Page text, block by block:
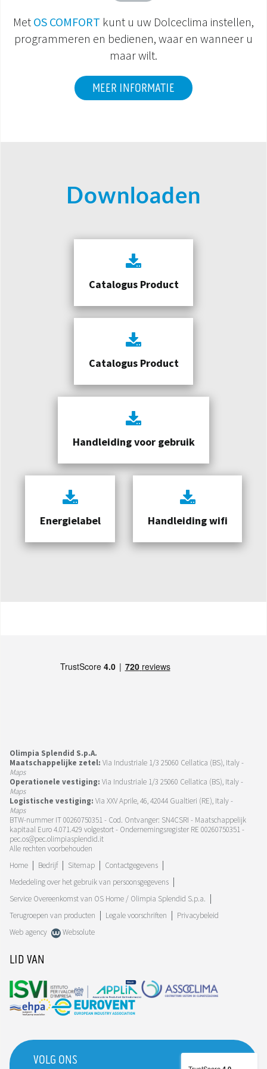
Met OS COMFORT kunt u uw Dolceclima instellen,
programmeren en bedienen, waar en wanneer u
maar wilt.
MEER INFORMATIE
Downloaden
Catalogus Product
Catalogus Product
Handleiding voor gebruik
Energielabel Handleiding wifi
Olimpia Splendid S.p.A.
Maatschappelijke zetel: Via Industriale 1/3 25060 Cellatica (BS), Italy -
Maps
Operationele vestiging: Via Industriale 1/3 25060 Cellatica (BS), Italy -
Maps
Logistische vestiging: Via XXV Aprile, 46, 42044 Gualtieri (RE), Italy -
Maps
BTW-nummer IT 00260750351 - Cod. Ontvanger: SN4CSRI - Maatschappelijk
kapitaal Euro 4.071.429 volgestort - Ondernemingsregister RE 00260750351 -
pec.os@pec.olimpiasplendid.it
Alle rechten voorbehouden
Home
Bedrijf Sitemap
Contactgegevens
Mededeling over het gebruik van persoonsgegevens
Service Overeenkomst van OS Home / Olimpia Splendid S.p.a.
Terugroepen van producten
Legale voorschriften
Privacybeleid
Web agency
Websolute
LID VAN
VOLG ONS